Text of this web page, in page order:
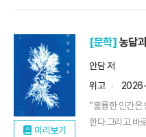
미리보기
[문학] 농담
안담 저
위고
“훌륭한 인간은
한다.그리고 바